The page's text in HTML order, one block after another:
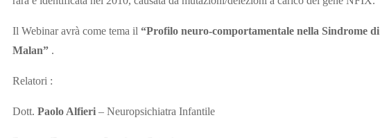
Il Webinar avrà come tema il “Profilo neuro-comportamentale nella Sindrome di
Malan” .
Relatori :
Dott. Paolo Alfieri – Neuropsichiatra Infantile